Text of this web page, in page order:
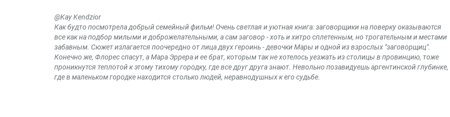
@Kay Kendzior
Как будто посмотрела добрый семейный фильм! Очень светлая и уютная книга: заговорщики на поверку оказываются
все как на подбор милыми и доброжелательными, а сам заговор - хоть и хитро сплетенным, но трогательным и местами
забавным. Сюжет излагается поочередно от лица двух героинь - девочки Мары и одной из взрослых "заговорщиц".
Конечно же, Флорес спасут, а Мара Эррера и ее брат, которым так не хотелось уезжать из столицы в провинцию, тоже
проникнутся теплотой к этому тихому городку, где все друг друга знают. Невольно позавидуешь аргентинской глубинке,
где в маленьком городке находится столько людей, неравнодушных к его судьбе.